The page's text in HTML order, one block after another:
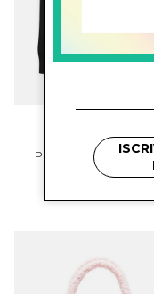
saint barth
Pull Donna Con